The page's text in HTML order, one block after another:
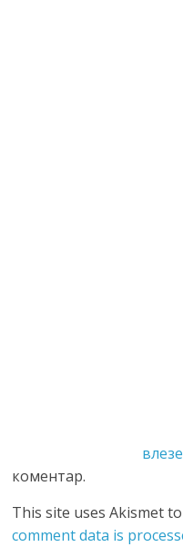
коментар.
This site uses Akismet
comment data is